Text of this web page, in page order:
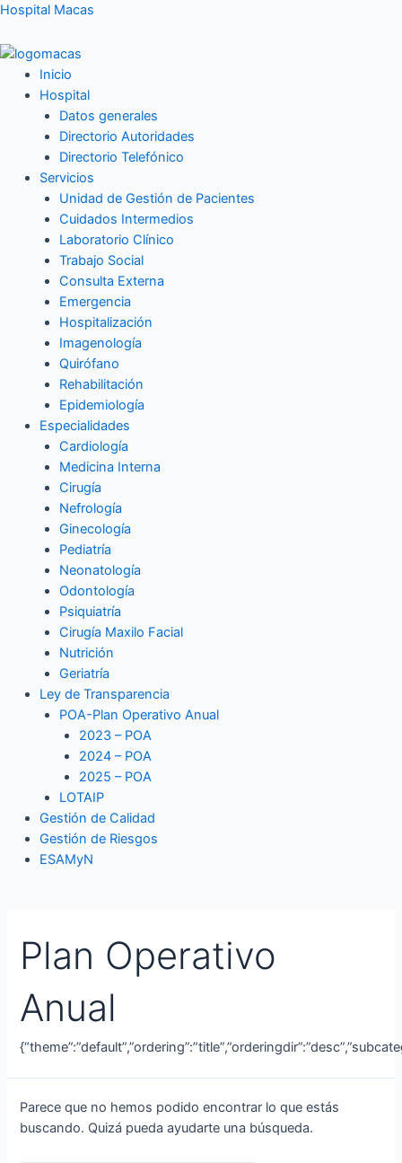
Ir
contenido
Hospital Macas
Inicio
Hospital
Datos generales
Directorio Autoridades
Directorio Telefónico
Servicios
Unidad de Gestión de Pacientes
Cuidados Intermedios
Laboratorio Clínico
Trabajo Social
Consulta Externa
Emergencia
Hospitalización
Imagenología
Quirófano
Rehabilitación
Epidemiología
Especialidades
Cardiología
Medicina Interna
Cirugía
Nefrología
Ginecología
Pediatría
Neonatología
Odontología
Psiquiatría
Cirugía Maxilo Facial
Nutrición
Geriatría
Ley de Transparencia
POA-Plan Operativo Anual
2023 – POA
2024 – POA
2025 – POA
LOTAIP
Gestión de Calidad
Gestión de Riesgos
ESAMyN
Plan Operativo
Anual
Parece que no hemos podido encontrar lo que estás
buscando. Quizá pueda ayudarte una búsqueda.